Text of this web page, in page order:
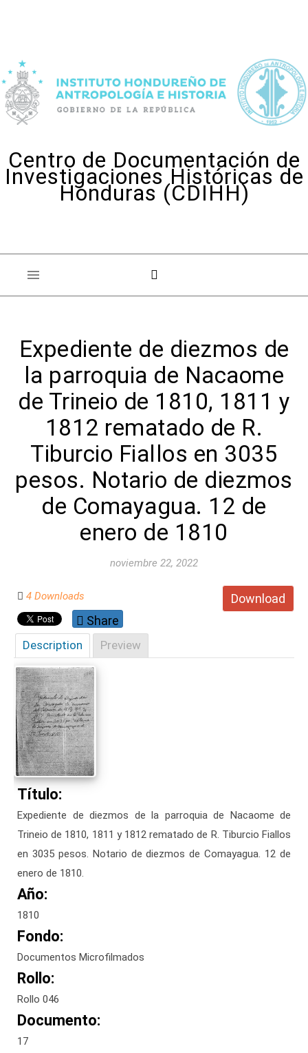
Centro de Documentación de
Investigaciones Históricas de
Honduras (CDIHH)
Expediente de diezmos de
la parroquia de Nacaome
de Trineio de 1810, 1811 y
1812 rematado de R.
Tiburcio Fiallos en 3035
pesos. Notario de diezmos
de Comayagua. 12 de
enero de 1810
noviembre 22, 2022
Download
4 Downloads
Share
Description Preview
Título:
Expediente de diezmos de la parroquia de Nacaome de
Trineio de 1810, 1811 y 1812 rematado de R. Tiburcio Fiallos
en 3035 pesos. Notario de diezmos de Comayagua. 12 de
enero de 1810.
Año:
1810
Fondo:
Documentos Microfilmados
Rollo:
Rollo 046
Documento:
17